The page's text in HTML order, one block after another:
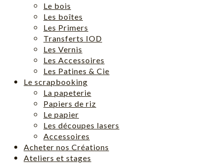
Le bois
Les boîtes
Les Primers
Transferts IOD
Les Vernis
Les Accessoires
Les Patines & Cie
Le scrapbooking
La papeterie
Papiers de riz
Le papier
Les découpes lasers
Accessoires
Acheter nos Créations
Ateliers et stages